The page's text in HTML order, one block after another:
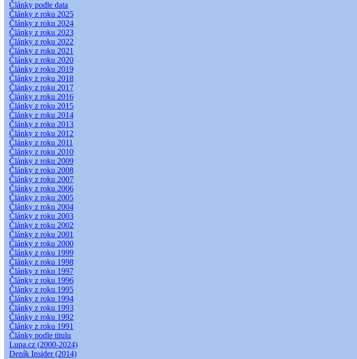
Články podle data
Články z roku 2025
Články z roku 2024
Články z roku 2023
Články z roku 2022
Články z roku 2021
Články z roku 2020
Články z roku 2019
Články z roku 2018
Články z roku 2017
Články z roku 2016
Články z roku 2015
Články z roku 2014
Články z roku 2013
Články z roku 2012
Články z roku 2011
Články z roku 2010
Články z roku 2009
Články z roku 2008
Články z roku 2007
Články z roku 2006
Články z roku 2005
Články z roku 2004
Články z roku 2003
Články z roku 2002
Články z roku 2001
Články z roku 2000
Články z roku 1999
Články z roku 1998
Články z roku 1997
Články z roku 1996
Články z roku 1995
Články z roku 1994
Články z roku 1993
Články z roku 1992
Články z roku 1991
Články podle titulu
Lupa.cz (2000-2024)
Deník Insider (2014)